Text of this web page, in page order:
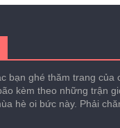
bạn ghé thăm trang của
kèm theo những trận
hè oi bức này. Phải